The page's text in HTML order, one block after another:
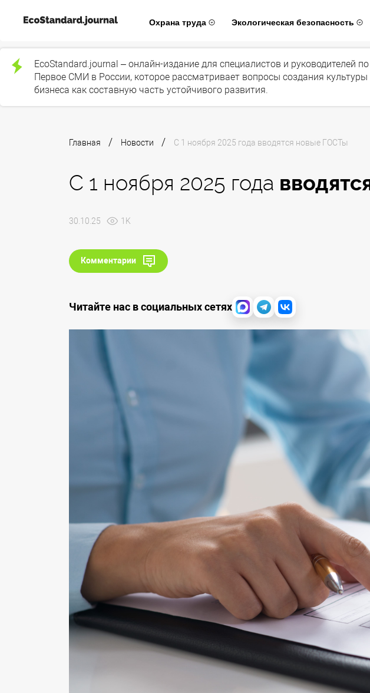
Охрана труда Экологическая безопасность
EcoStandard.journal – онлайн-издание для специалистов и руководителей
Первое СМИ в России, которое рассматривает вопросы создания
бизнеса как составную часть устойчивого развития.
Главная / Новости / С 1 ноября 2025 года вводятся новые ГОСТы
С 1 ноября 2025 года
30.10.25 1K
Комментарии
Читайте нас в социальных сетях